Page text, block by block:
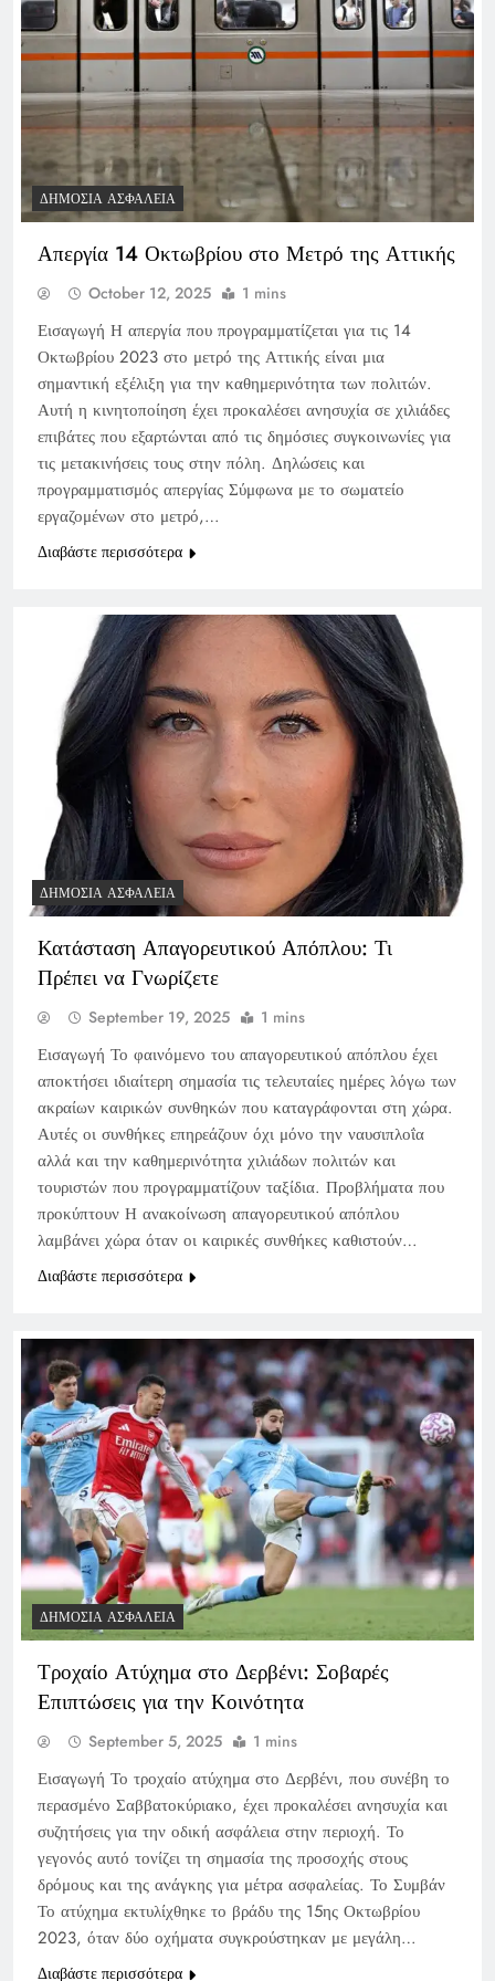
ΔΗΜΌΣΙΑ ΑΣΦΆΛΕΙΑ
Απεργία 14 Οκτωβρίου στο Μετρό της Αττικής
October 12, 2025 1 mins
Εισαγωγή Η απεργία που προγραμματίζεται για τις 14
Οκτωβρίου 2023 στο μετρό της Αττικής είναι μια
σημαντική εξέλιξη για την καθημερινότητα των πολιτών.
Αυτή η κινητοποίηση έχει προκαλέσει ανησυχία σε χιλιάδες
επιβάτες που εξαρτώνται από τις δημόσιες συγκοινωνίες για
τις μετακινήσεις τους στην πόλη. Δηλώσεις και
προγραμματισμός απεργίας Σύμφωνα με το σωματείο
εργαζομένων στο μετρό,…
Διαβάστε περισσότερα
ΔΗΜΌΣΙΑ ΑΣΦΆΛΕΙΑ
Κατάσταση Απαγορευτικού Απόπλου: Τι
Πρέπει να Γνωρίζετε
September 19, 2025 1 mins
Εισαγωγή Το φαινόμενο του απαγορευτικού απόπλου έχει
αποκτήσει ιδιαίτερη σημασία τις τελευταίες ημέρες λόγω των
ακραίων καιρικών συνθηκών που καταγράφονται στη χώρα.
Αυτές οι συνθήκες επηρεάζουν όχι μόνο την ναυσιπλοΐα
αλλά και την καθημερινότητα χιλιάδων πολιτών και
τουριστών που προγραμματίζουν ταξίδια. Προβλήματα που
προκύπτουν Η ανακοίνωση απαγορευτικού απόπλου
λαμβάνει χώρα όταν οι καιρικές συνθήκες καθιστούν…
Διαβάστε περισσότερα
ΔΗΜΌΣΙΑ ΑΣΦΆΛΕΙΑ
Τροχαίο Ατύχημα στο Δερβένι: Σοβαρές
Επιπτώσεις για την Κοινότητα
September 5, 2025 1 mins
Εισαγωγή Το τροχαίο ατύχημα στο Δερβένι, που συνέβη το
περασμένο Σαββατοκύριακο, έχει προκαλέσει ανησυχία και
συζητήσεις για την οδική ασφάλεια στην περιοχή. Το
γεγονός αυτό τονίζει τη σημασία της προσοχής στους
δρόμους και της ανάγκης για μέτρα ασφαλείας. Το Συμβάν
Το ατύχημα εκτυλίχθηκε το βράδυ της 15ης Οκτωβρίου
2023, όταν δύο οχήματα συγκρούστηκαν με μεγάλη…
Διαβάστε περισσότερα